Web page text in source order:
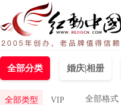
全部分类 婚庆|相册
全部类型 VIP 全部格式